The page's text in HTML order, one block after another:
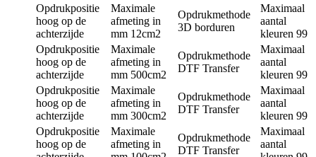
Opdrukpositie
hoog op de
achterzijde
Maximale
afmeting in
mm 12cm2
Opdrukmethode
3D borduren
Maximaal
aantal
kleuren 99
Opdrukpositie
hoog op de
achterzijde
Maximale
afmeting in
mm 500cm2
Opdrukmethode
DTF Transfer
Maximaal
aantal
kleuren 99
Opdrukpositie
hoog op de
achterzijde
Maximale
afmeting in
mm 300cm2
Opdrukmethode
DTF Transfer
Maximaal
aantal
kleuren 99
Opdrukpositie
hoog op de
Maximale
afmeting in
Opdrukmethode
DTF Transfer
Maximaal
aantal